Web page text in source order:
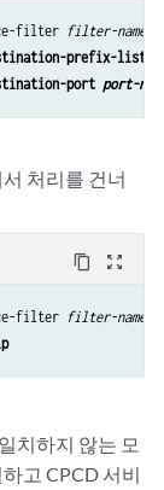
filter filter-name
prefix-list
port port-
처리를 건너
content_copy zoom_out_map
filter filter-name
치하지 않는 모
고 CPCD 서비